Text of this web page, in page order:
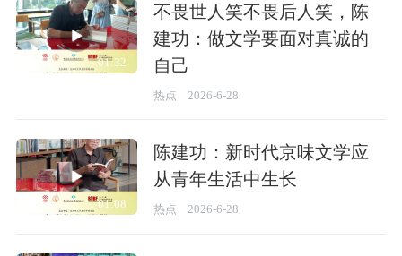
01:32
不畏世人笑不畏后人笑，陈
建功：做文学要面对真诚的
自己
热点 2026-6-28
01:08
陈建功：新时代京味文学应
从青年生活中生长
热点 2026-6-28